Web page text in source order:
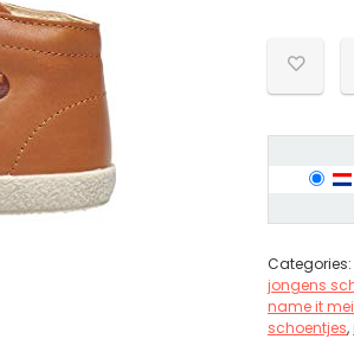
Categories:
jongens
name it
schoentjes,